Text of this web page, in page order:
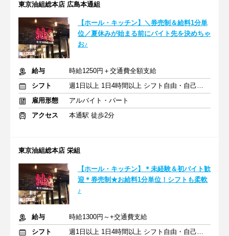
東京油組総本店 広島本通組
【ホール・キッチン】＼券売制＆給料1分単
位／夏休みが始まる前にバイト先を決めちゃ
お♪
給与
時給1250円＋交通費全額支給
シフト
週1日以上 1日4時間以上 シフト自由・自己申告
雇用形態
アルバイト・パート
アクセス
本通駅 徒歩2分
東京油組総本店 栄組
【ホール・キッチン】＊未経験＆初バイト歓
迎＊券売制★お給料1分単位！シフトも柔軟
♪
給与
時給1300円～+交通費支給
シフト
週1日以上 1日4時間以上 シフト自由・自己申告